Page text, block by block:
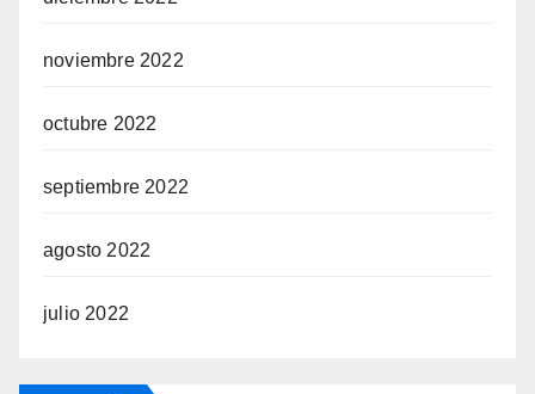
noviembre 2022
octubre 2022
septiembre 2022
agosto 2022
julio 2022